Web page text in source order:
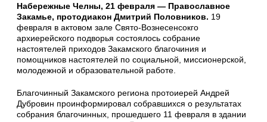
Набережные Челны, 21 февраля — Православное
Закамье, протодиакон Дмитрий Половников. 19
февраля в актовом зале Свято-Вознесенсокго
архиерейского подворья состоялось собрание
настоятелей приходов Закамского благочиния и
помощников настоятелей по социальной, миссионерской,
молодежной и образовательной работе.
Благочинный Закамского региона протоиерей Андрей
Дубровин проинформировал собравшихся о результатах
собрания благочинных, прошедшего 11 февраля в здании